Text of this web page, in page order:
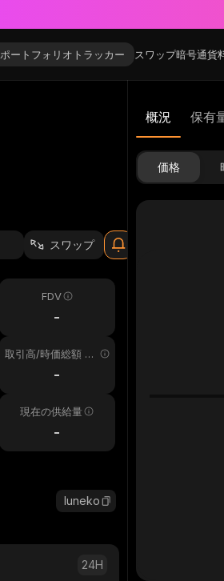
ポートフォリオトラッカー スワップ暗号通貨
スワップ
FDV
-
取引高/時価総額 24
-
現在の供給量
-
luneko
24H
概況 保有
価格